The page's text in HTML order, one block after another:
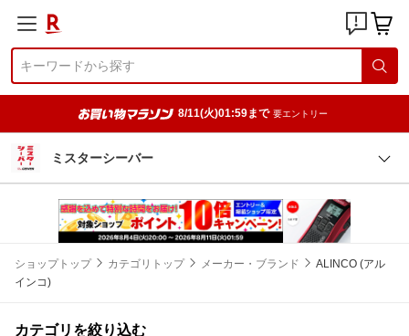
8/11(火)01:59まで 要エントリー
ミスターシーバー
ショップトップ カテゴリトップ メーカー・ブランド
ALINCO (アル
インコ)
カテゴリを絞り込む